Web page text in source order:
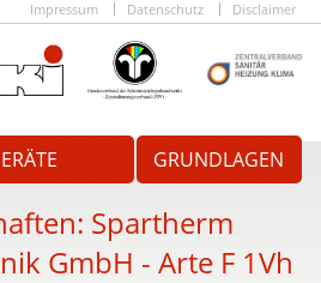
Impressum Datenschutz Disclaimer
GRUNDLAGEN
Spartherm
GmbH - Arte F 1Vh